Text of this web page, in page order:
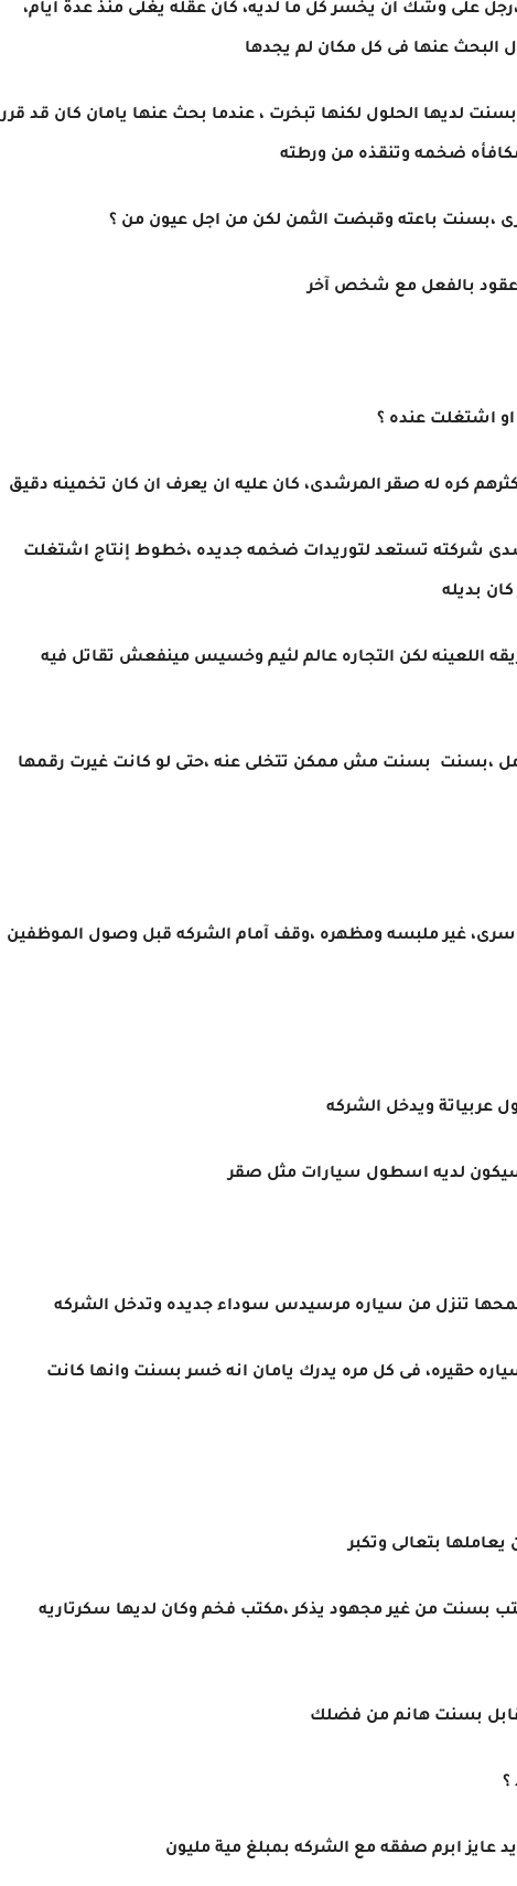
،رجل على وشك ان يخسر كل ما لديه، كان عقله يغلى منذ عدة ايام،
البحث عنها فى كل مكان لم يجدها
لديها الحلول لكنها تبخرت ، عندما بحث عنها يامان كان قد قرر
ضخمه وتنقذه من ورطته
،بسنت باعته وقبضت الثمن لكن من اجل عيون من ؟
عقود بالفعل مع شخص آخر
اشتغلت عنده ؟
كره له صقر المرشدى، كان عليه ان يعرف ان كان تخمينه دقيق
شركته تستعد لتوريدات ضخمه جديده ،خطوط إنتاج اشتغلت
بديله
اللعينه لكن التجاره عالم لئيم وخسيس مينفعش تقاتل فيه
،بسنت بسنت مش ممكن تتخلى عنه ،حتى لو كانت غيرت رقمها
سرى، غير ملبسه ومظهره ،وقف آمام الشركه قبل وصول الموظفين
ويدخل الشركه
سيكون لديه اسطول سيارات مثل صقر
لمحها تنزل من سياره مرسيدس سوداء جديده وتدخل الشركه
حقيره، فى كل مره يدرك يامان انه خسر بسنت وانها كانت
بتعالى وتكبر
بسنت من غير مجهود يذكر ،مكتب فخم وكان لديها سكرتاريه
اقابل بسنت هانم من فضلك
؟
عايز ابرم صفقه مع الشركه بمبلغ مية مليون